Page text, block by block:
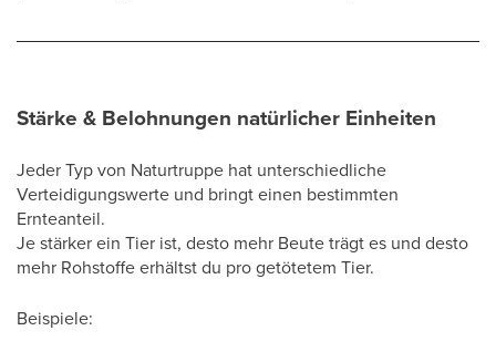
Stärke & Belohnungen natürlicher Einheiten
Jeder Typ von Naturtruppe hat unterschiedliche
Verteidigungswerte und bringt einen bestimmten
Ernteanteil.
Je stärker ein Tier ist, desto mehr Beute trägt es und desto
mehr Rohstoffe erhältst du pro getötetem Tier.
Beispiele: